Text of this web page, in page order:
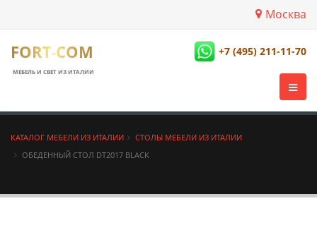
Москва
FORT-COM
МЕБЕЛЬ И СВЕТ ИЗ ИТАЛИИ
+7 (495) 211-11-70
КАТАЛОГ МЕБЕЛИ ИЗ ИТАЛИИ
СТОЛЫ МЕБЕЛИ ИЗ ИТАЛИИ
ОБЕДЕННЫЙ СТОЛ DT2017 BLACK